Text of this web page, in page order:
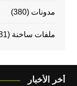
مدونات (380)
ملفات ساخنة (8٬231)
أخر الأخبار